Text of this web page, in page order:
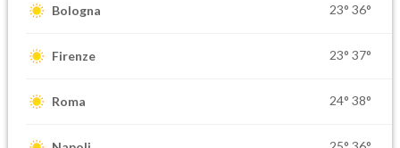
Bologna 23° 36°
Firenze 23° 37°
Roma 24° 38°